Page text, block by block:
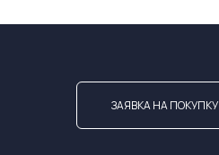
ЗАЯВКА НА ПОКУПКУ